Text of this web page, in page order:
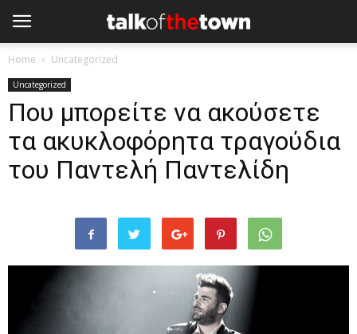
Home Uncategorized
Uncategorized
Που μπορείτε να ακούσετε
τα ακυκλοφόρητα τραγούδια
του Παντελή Παντελίδη